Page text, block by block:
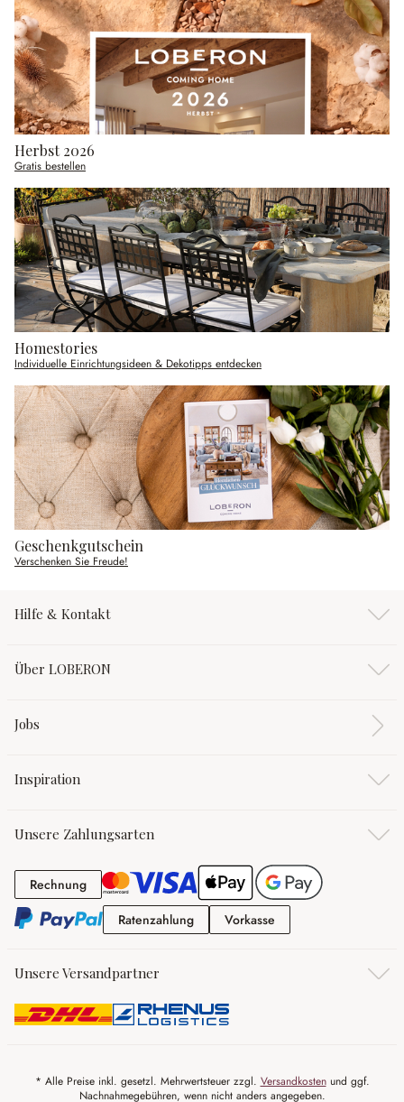
Herbst 2026
Gratis bestellen
Homestories
Individuelle Einrichtungsideen & Dekotipps entdecken
Geschenkgutschein
Verschenken Sie Freude!
Hilfe & Kontakt
Über LOBERON
Jobs
Inspiration
Unsere Zahlungsarten
RechnungRechnung
RatenzahlungRatenzahlung
Vorkasse
Unsere Versandpartner
* Alle Preise inkl. gesetzl. Mehrwertsteuer zzgl. Versandkostenund ggf.
Nachnahmegebühren, wenn nicht anders angegeben.